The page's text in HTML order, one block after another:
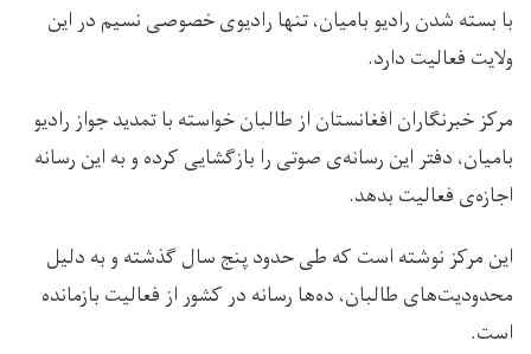
با بسته شدن رادیو بامیان،‌ تنها رادیوی خصوصی نسیم در این
ولایت فعالیت دارد.
مرکز خبرنگاران افغانستان از طالبان خواسته با تمدید جواز رادیو
بامیان،‌ دفتر این رسانه‌ی صوتی را بازگشایی کرده و به این رسانه‌
اجازه‌ی فعاليت بدهد.
این مرکز نوشته است که طی حدود پنج سال گذشته و به دلیل
محدودیت‌های طالبان، ده‌ها رسانه‌‌ در کشور از فعالیت بازمانده
است.